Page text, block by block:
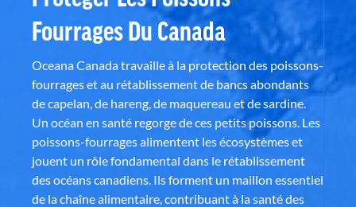
Fourrages Du Canada
Oceana Canada travaille à la protection des poissons-
fourrages et au rétablissement de bancs abondants
de capelan, de hareng, de maquereau et de sardine.
Un océan en santé regorge de ces petits poissons. Les
poissons-fourrages alimentent les écosystèmes et
jouent un rôle fondamental dans le rétablissement
des océans canadiens. Ils forment un maillon essentiel
de la chaîne alimentaire, contribuant à la santé des